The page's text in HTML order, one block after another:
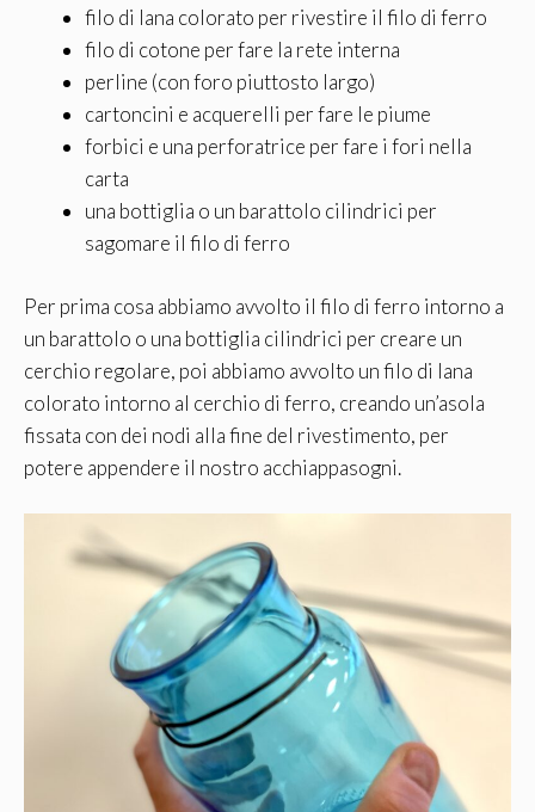
filo di lana colorato per rivestire il filo di ferro
filo di cotone per fare la rete interna
perline (con foro piuttosto largo)
cartoncini e acquerelli per fare le piume
forbici e una perforatrice per fare i fori nella
carta
una bottiglia o un barattolo cilindrici per
sagomare il filo di ferro
Per prima cosa abbiamo avvolto il filo di ferro intorno a
un barattolo o una bottiglia cilindrici per creare un
cerchio regolare, poi abbiamo avvolto un filo di lana
colorato intorno al cerchio di ferro, creando un’asola
fissata con dei nodi alla fine del rivestimento, per
potere appendere il nostro acchiappasogni.